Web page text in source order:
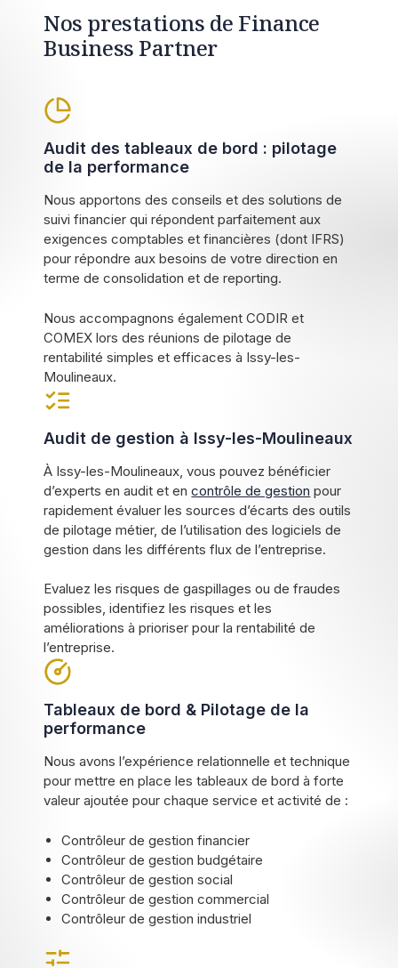
Nos prestations de Finance
Business Partner
Audit des tableaux de bord : pilotage
de la performance
Nous apportons des conseils et des solutions de
suivi financier qui répondent parfaitement aux
exigences comptables et financières (dont IFRS)
pour répondre aux besoins de votre direction en
terme de consolidation et de reporting.
Nous accompagnons également CODIR et
COMEX lors des réunions de pilotage de
rentabilité simples et efficaces à Issy-les-
Moulineaux.
Audit de gestion à Issy-les-Moulineaux
À Issy-les-Moulineaux, vous pouvez bénéficier
d’experts en audit et encontrôle de gestion pour
rapidement évaluer les sources d’écarts des outils
de pilotage métier, de l’utilisation des logiciels de
gestion dans les différents flux de l’entreprise.
Evaluez les risques de gaspillages ou de fraudes
possibles, identifiez les risques et les
améliorations à prioriser pour la rentabilité de
l’entreprise.
Tableaux de bord & Pilotage de la
performance
Nous avons l’expérience relationnelle et technique
pour mettre en place les tableaux de bord à forte
valeur ajoutée pour chaque service et activité de :
Contrôleur de gestion financier
Contrôleur de gestion budgétaire
Contrôleur de gestion social
Contrôleur de gestion commercial
Contrôleur de gestion industriel